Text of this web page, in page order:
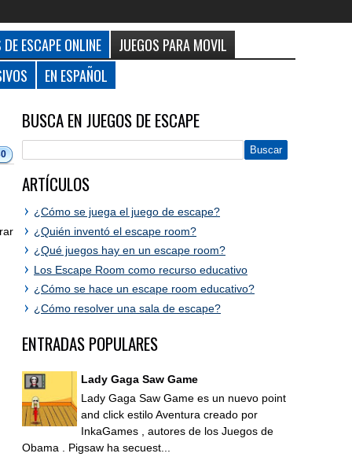
ESCAPE ONLINE
JUEGOS PARA MOVIL
EN ESPAÑOL
BUSCA EN JUEGOS DE ESCAPE
ARTÍCULOS
¿Cómo se juega el juego de escape?
¿Quién inventó el escape room?
¿Qué juegos hay en un escape room?
Los Escape Room como recurso educativo
¿Cómo se hace un escape room educativo?
¿Cómo resolver una sala de escape?
ENTRADAS POPULARES
Lady Gaga Saw Game
Lady Gaga Saw Game es un nuevo point
and click estilo Aventura creado por
InkaGames , autores de los Juegos de
Obama . Pigsaw ha secuest...